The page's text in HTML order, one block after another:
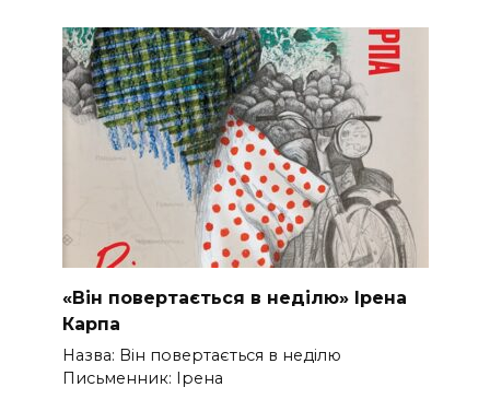
«Він повертається в неділю» Ірена
Карпа
Назва: Він повертається в неділю
Письменник: Ірена